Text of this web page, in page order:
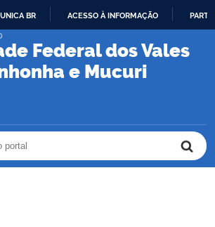
PARA
CONTEÚDO
BR ACESSO À INFORMAÇÃO
Federal dos Vales
e Mucuri